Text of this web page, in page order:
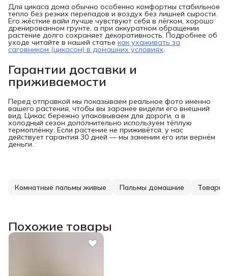
Для цикаса дома обычно особенно комфортны стабильное
тепло без резких перепадов и воздух без лишней сырости.
Его жёсткие вайи лучше чувствуют себя в лёгком, хорошо
дренированном грунте, а при аккуратном обращении
растение долго сохраняет декоративность. Подробнее об
уходе читайте в нашей статье как ухаживать за
саговником (цикасом) в домашних условиях.
Гарантии доставки и
приживаемости
Перед отправкой мы показываем реальное фото именно
вашего растения, чтобы вы заранее видели его внешний
вид. Цикас бережно упаковываем для дороги, а в
холодный сезон дополнительно используем тёплую
термоплёнку. Если растение не приживётся, у нас
действует гарантия 30 дней — мы заменим его или вернём
деньги.
Комнатные пальмы живые Пальмы домашние Товары
Похожие товары